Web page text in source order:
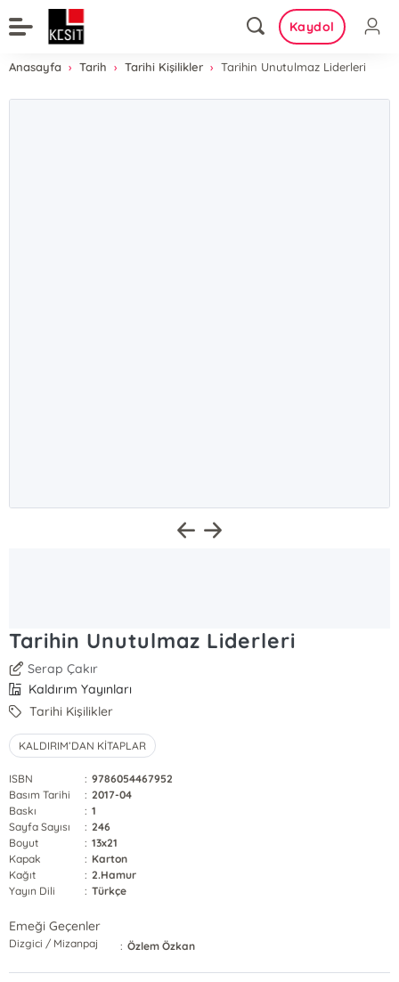
Kaydol
Anasayfa Tarih Tarihi Kişilikler Tarihin Unutulmaz Liderleri
Tarihin Unutulmaz Liderleri
Serap Çakır
Kaldırım Yayınları
Tarihi Kişilikler
KALDIRIM’DAN KİTAPLAR
ISBN : 9786054467952
Basım Tarihi
: 2017-04
Baskı
: 1
Sayfa Sayısı
: 246
Boyut
: 13x21
Kapak
: Karton
Kağıt
: 2.Hamur
Yayın Dili
: Türkçe
Emeği Geçenler
Dizgici / Mizanpaj : Özlem Özkan